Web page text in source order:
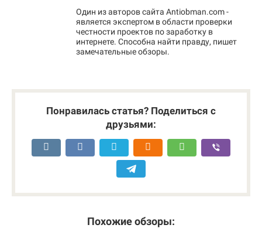
Один из авторов сайта Antiobman.com -
является экспертом в области проверки
честности проектов по заработку в
интернете. Способна найти правду, пишет
замечательные обзоры.
Понравилась статья? Поделиться с
друзьями:
Похожие обзоры: